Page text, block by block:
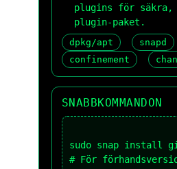
plugins för säkra,
plugin-paket.
dpkg/apt
snapd
confinement
SNABBKOMMANDON
sudo snap install
# För